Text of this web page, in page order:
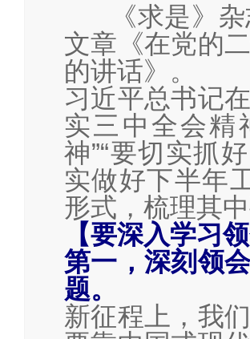
《求是》杂
文章《在党的
的讲话》。
习近平总书记
实三中全会精
神”“要切实抓
实做好下半年
形式，梳理其
【要深入学习
第一，深刻领
题。
新征程上，我